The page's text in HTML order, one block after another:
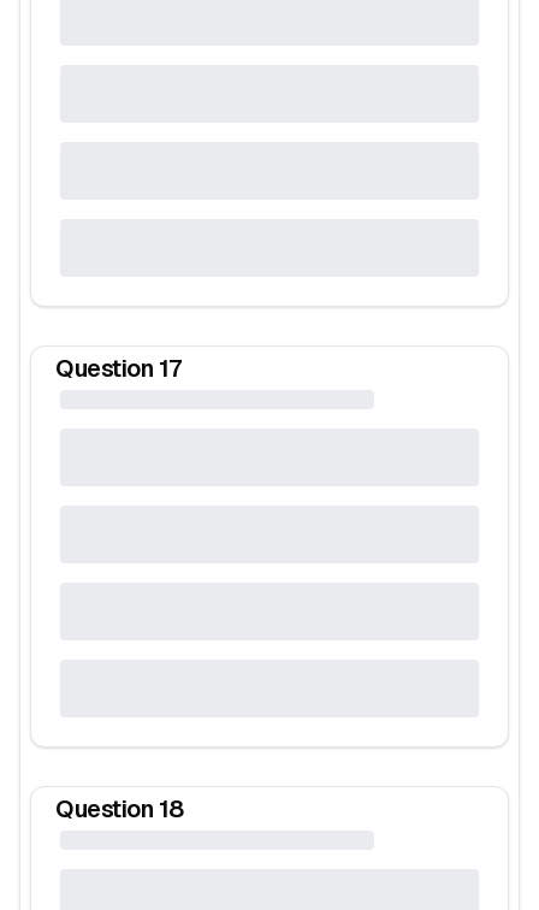
Question 17
Question 18